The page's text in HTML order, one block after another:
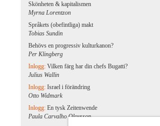
Skönheten & kapitalismen
Myrna Lorentzon
Språkets (obefintliga) makt
Tobias Sundin
Behövs en progressiv kulturkanon?
Per Klingberg
Inlogg:Vilken färg har din chefs Bugatti?
Julius Wallin
Inlogg:Israel i förändring
Otto Widmark
Inlogg:En tysk Zeitenwende
Paula Carvalho Olovsson